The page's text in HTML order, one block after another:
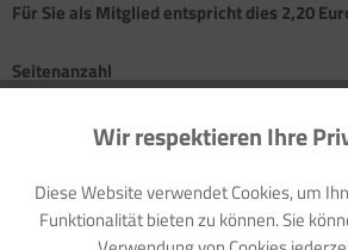
Für Sie als Mitglied entspricht dies 2,20
Seitenanzahl
Vorlage: Elternbrief (mit Modellzielen)
Wort-Bild-Geschichte: Wandertag
Funktionale
Marketing
Wir respektieren Ihre
Diese Website verwendet Cookies, um
Funktionalität bieten zu können. Sie